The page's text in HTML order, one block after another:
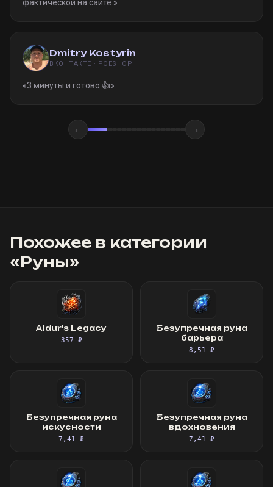
фактической на сайте. »
Dmitry Kostyrin
ВКОНТАКТЕ · POESHOP
«3 минуты и готово 👍»
← →
Похожее в категории
«Руны»
Aldur's Legacy
357 ₽
Безупречная руна
барьера
8,51 ₽
Безупречная руна
искусности
7,41 ₽
Безупречная руна
вдохновения
7,41 ₽